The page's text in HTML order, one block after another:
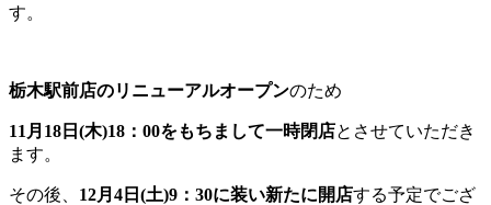
す。
栃木駅前店のリニューアルオープンのため
11月18日(木)18：00をもちまして一時閉店とさせていただき
ます。
その後、 12月4日(土)9：30に装い新たに開店する予定でござ